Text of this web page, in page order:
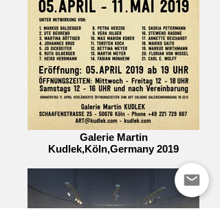
Galerie Martin
Kudlek,Köln,Germany 2019